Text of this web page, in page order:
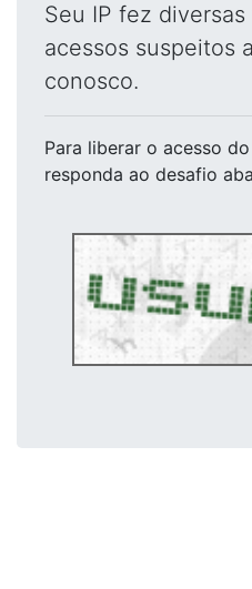
Seu IP fez
acessos suspeitos
conosco.
Para liberar o acesso
responda ao desafio